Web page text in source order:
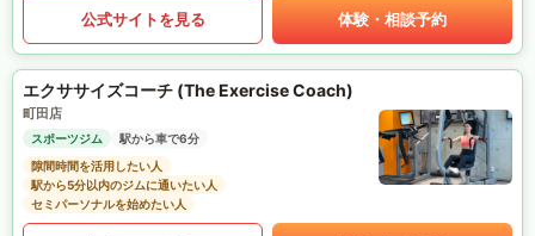
公式サイトを見る 体験・相談予約
エクササイズコーチ (The Exercise Coach)
町田店
スポーツジム
駅から車で6分
隙間時間を活用したい人
駅から5分以内のジムに通いたい人
セミパーソナルを始めたい人